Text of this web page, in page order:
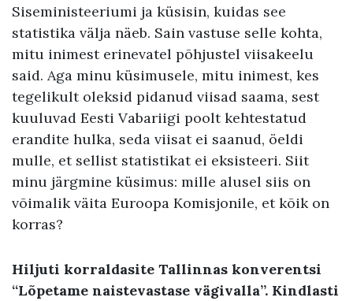
Siseministeeriumi ja küsisin, kuidas see
statistika välja näeb. Sain vastuse selle kohta,
mitu inimest erinevatel põhjustel viisakeelu
said. Aga minu küsimusele, mitu inimest, kes
tegelikult oleksid pidanud viisad saama, sest
kuuluvad Eesti Vabariigi poolt kehtestatud
erandite hulka, seda viisat ei saanud, öeldi
mulle, et sellist statistikat ei eksisteeri. Siit
minu järgmine küsimus: mille alusel siis on
võimalik väita Euroopa Komisjonile, et kõik on
korras?
Hiljuti korraldasite Tallinnas konverentsi
“Lõpetame naistevastase vägivalla”. Kindlasti